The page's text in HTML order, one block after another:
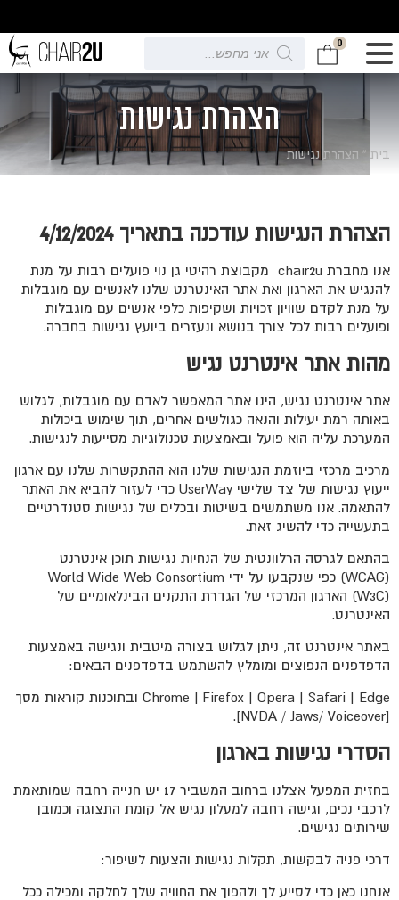
0
Products
search
הצהרת נגישות
בית » הצהרת נגישות
הצהרת הנגישות עודכנה בתאריך 4/12/2024
אנו מחברת chair2u מקבוצת רהיטי גן נוי פועלים רבות על מנת
להנגיש את הארגון ואת אתר האינטרנט שלנו לאנשים עם מוגבלות
על מנת לקדם שוויון זכויות ושקיפות כלפי אנשים עם מוגבלות
ופועלים רבות לכל צורך בנושא ונעזרים ביועץ נגישות בחברה.
מהות אתר אינטרנט נגיש
אתר אינטרנט נגיש, הינו אתר המאפשר לאדם עם מוגבלות, לגלוש
באותה רמת יעילות והנאה כגולשים אחרים, תוך שימוש ביכולות
המערכת עליה הוא פועל ובאמצעות טכנולוגיות מסייעות לנגישות.
מרכיב מרכזי ביוזמת הנגישות שלנו הוא ההתקשרות שלנו עם ארגון
ייעוץ נגישות של צד שלישי UserWay כדי לעזור להביא את האתר
להתאמה. אנו משתמשים בשיטות ובכלים של נגישות סטנדרטיים
בתעשייה כדי להשיג זאת.
בהתאם לגרסה הרלוונטית של הנחיות נגישות תוכן אינטרנט
(WCAG) כפי שנקבעו על ידי World Wide Web Consortium
(W3C) הארגון המרכזי של הגדרת התקנים הבינלאומיים של
האינטרנט.
באתר אינטרנט זה, ניתן לגלוש בצורה מיטבית ונגישה באמצעות
הדפדפנים הנפוצים ומומלץ להשתמש בדפדפנים הבאים:
Chrome | Firefox | Opera | Safari | Edge ובתוכנות קוראות מסך
[NVDA / Jaws/ Voiceover].
הסדרי נגישות בארגון
בחזית המפעל אצלנו ברחוב המשביר 17 יש חנייה רחבה שמותאמת
לרכבי נכים, וגישה רחבה למעלון נגיש אל קומת התצוגה וכמובן
שירותים נגישים.
דרכי פניה לבקשות, תקלות נגישות והצעות לשיפור:
אנחנו כאן כדי לסייע לך ולהפוך את החוויה שלך לחלקה ומכילה ככל